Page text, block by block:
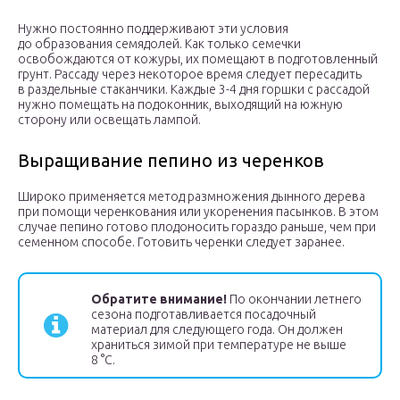
Нужно постоянно поддерживают эти условия
до образования семядолей. Как только семечки
освобождаются от кожуры, их помещают в подготовленный
грунт. Рассаду через некоторое время следует пересадить
в раздельные стаканчики. Каждые 3-4 дня горшки с рассадой
нужно помещать на подоконник, выходящий на южную
сторону или освещать лампой.
Выращивание пепино из черенков
Широко применяется метод размножения дынного дерева
при помощи черенкования или укоренения пасынков. В этом
случае пепино готово плодоносить гораздо раньше, чем при
семенном способе. Готовить черенки следует заранее.
Обратите внимание! По окончании летнего
сезона подготавливается посадочный
материал для следующего года. Он должен
храниться зимой при температуре не выше
8 °С.